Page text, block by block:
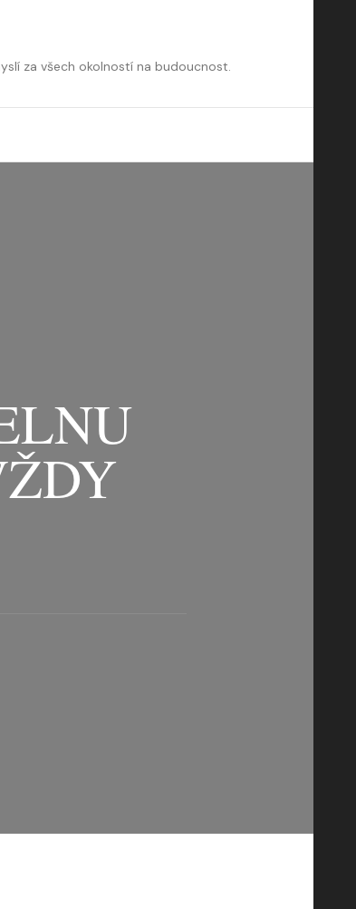
za všech okolností na budoucnost.